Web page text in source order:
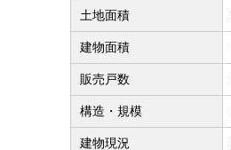
土地面積
建物面積
販売戸数
構造・規模
建物現況